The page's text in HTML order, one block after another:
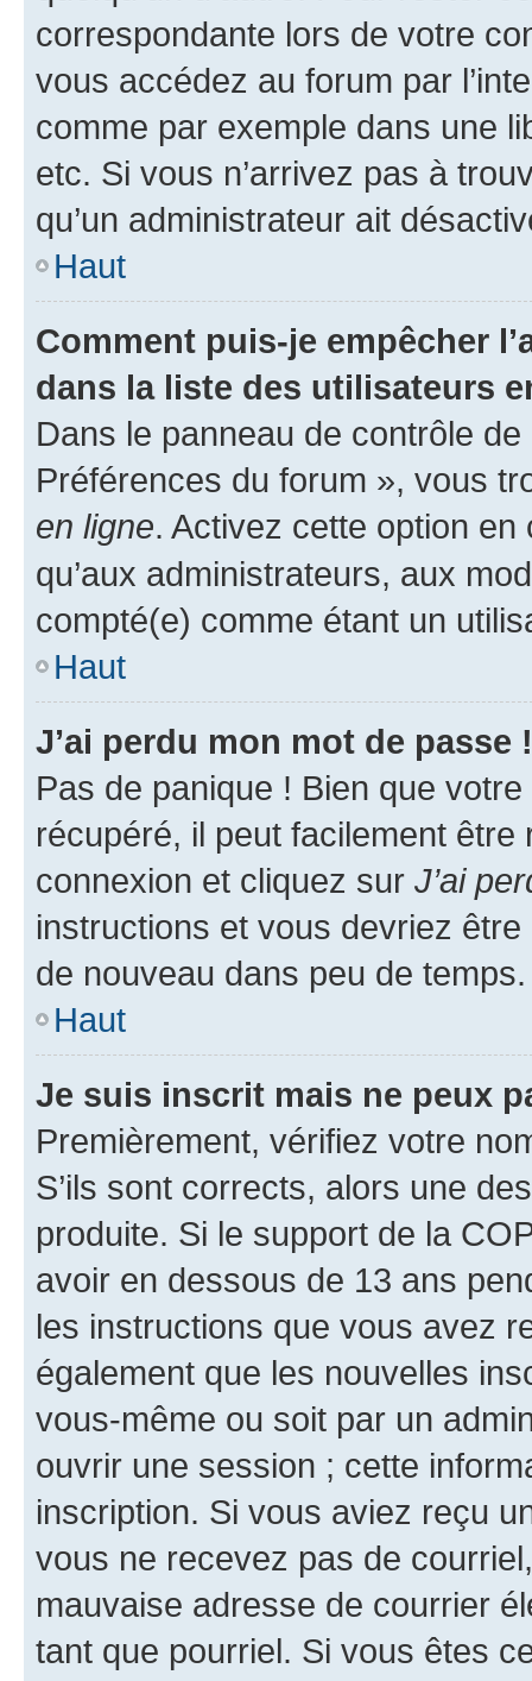
correspondante lors de votre
vous accédez au forum par
comme par exemple dans une
etc. Si vous n’arrivez pas à
qu’un administrateur ait
Haut
Comment puis-je empêcher
dans la liste des utilisateurs
Dans le panneau de contrôle
Préférences du forum », vous
en ligne. Activez cette option
qu’aux administrateurs, aux
compté(e) comme étant un
Haut
J’ai perdu mon mot de passe !
Pas de panique ! Bien que
récupéré, il peut facilement
connexion et cliquez sur J’ai
instructions et vous devriez
de nouveau dans peu de temps.
Haut
Je suis inscrit mais ne peux
Premièrement, vérifiez votre
S’ils sont corrects, alors une
produite. Si le support de la
avoir en dessous de 13 ans
les instructions que vous avez
également que les nouvelles
vous-même ou soit par un
ouvrir une session ; cette
inscription. Si vous aviez reçu
vous ne recevez pas de
mauvaise adresse de courrier
tant que pourriel. Si vous êtes